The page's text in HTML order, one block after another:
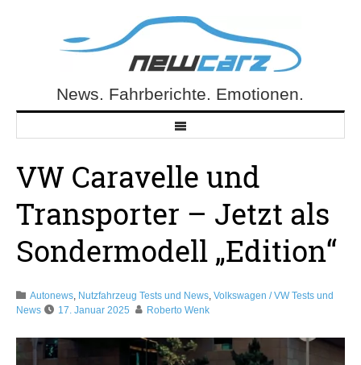
NewCarz.deNews. Fahrberichte. Emotionen.
VW Caravelle und
Transporter – Jetzt als
Sondermodell „Edition“
Autonews, Nutzfahrzeug Tests und News, Volkswagen / VW Tests und
News
17. Januar 2025 Roberto Wenk